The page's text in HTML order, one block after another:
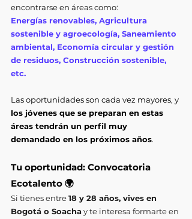
encontrarse en áreas como:
Energías renovables, Agricultura
sostenible y agroecología, Saneamiento
ambiental, Economía circular y gestión
de residuos, Construcción sostenible,
etc.
Las oportunidades son cada vez mayores, y
los jóvenes que se preparan en estas
áreas tendrán un perfil muy
demandado en los próximos años.
Tu oportunidad: Convocatoria
Ecotalento 🌍
Si tienes entre18 y 28 años, vives en
Bogotá o Soacha y te interesa formarte en